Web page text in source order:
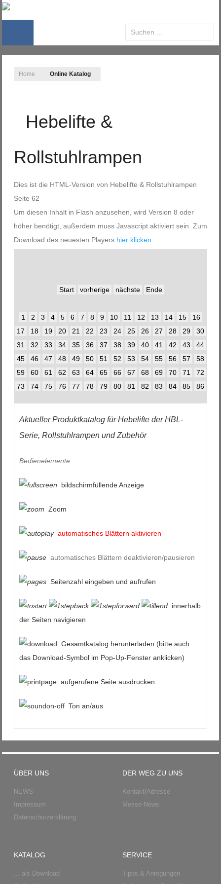
Home Online Katalog
Hebelifte &
Rollstuhlrampen
Dies ist die HTML-Version von Hebelifte & Rollstuhlrampen
Seite 62
Um diesen Inhalt in Flash anzusehen, wird Version 8 oder
höher benötigt, außerdem muss Javascript aktiviert sein. Zum
Download des neuesten Players hier klicken
Start vorherige nächste Ende
1 2 3 4 5 6 7 8 9 10 11 12 13 14 15
16
17
18 19 20 21 22 23 24 25 26 27 28 29
30
31
32 33 34 35 36 37 38 39 40 41 42 43
44
45
46 47 48 49 50 51 52 53 54 55 56 57
58
59
60 61 62 63 64 65 66 67 68 69 70 71
72
73
74 75 76 77 78 79 80 81 82 83 84 85 86
Aktueller Produktkatalog für Hebelifte der HBL-
Serie, Rollstuhlrampen und Zubehör
Bedienelemente:
bildschirmfüllende Anzeige
Zoom
automatisches Blättern aktivieren
automatisches Blättern deaktivieren/pausieren
Seitenzahl eingeben und aufrufen
innerhalb
der Seiten navigieren
Gesamtkatalog herunterladen (bitte auch
das Download-Symbol im Pop-Up-Fenster anklicken)
aufgerufene Seite ausdrucken
Ton an/aus
ÜBER UNS
NEWS
Impressum
Datenschutzerklärung
DER WEG ZU UNS
Kontakt/Adresse
Messe-News
KATALOG
... als Download
SERVICE
Tipps & Anregungen